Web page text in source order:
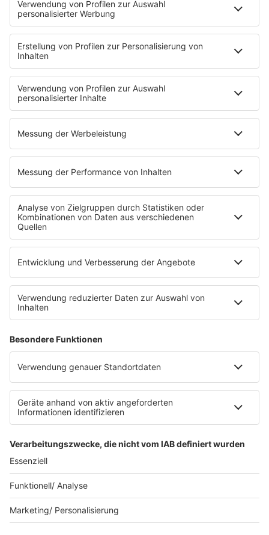
80s80s XMAS
80s80s YACHT ROCK
60s und 70s gibt es auf NORA
Musik
80s Musik in der DDR
Peters Pop Stories
News
Songsuche
Voting
Wunschtitel
Service
Kontakt
Datenschutz
Datenschutzeinstellungen
Impressum
90s90s.de
Werbung buchen
Teilnahmebedingungen
depechemode.de
Jobs bei 80s80s
© 80s80s - EINE MARKE DER REGIOCAST GMBH & Co.
KG.